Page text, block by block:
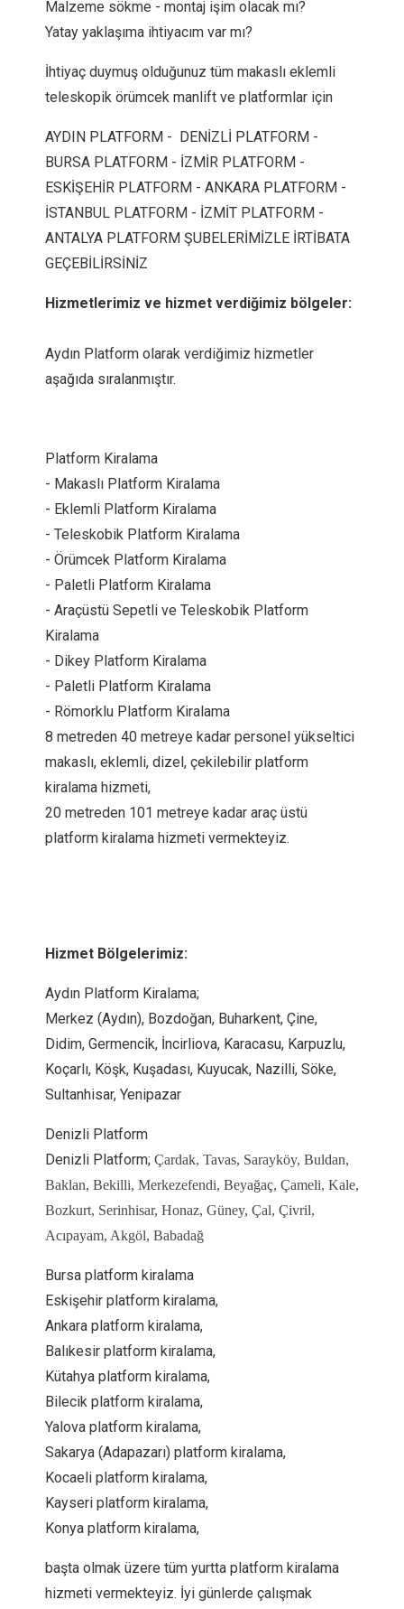
Malzeme sökme - montaj işim olacak mı?
Yatay yaklaşıma ihtiyacım var mı?
İhtiyaç duymuş olduğunuz tüm makaslı eklemli
teleskopik örümcek manlift ve platformlar için
AYDIN PLATFORM - DENİZLİ PLATFORM -
BURSA PLATFORM - İZMİR PLATFORM -
ESKİŞEHİR PLATFORM - ANKARA PLATFORM -
İSTANBUL PLATFORM - İZMİT PLATFORM -
ANTALYA PLATFORM ŞUBELERİMİZLE İRTİBATA
GEÇEBİLİRSİNİZ
Hizmetlerimiz ve hizmet verdiğimiz bölgeler:
Aydın Platform olarak verdiğimiz hizmetler
aşağıda sıralanmıştır.
Platform Kiralama
- Makaslı Platform Kiralama
- Eklemli Platform Kiralama
- Teleskobik Platform Kiralama
- Örümcek Platform Kiralama
- Paletli Platform Kiralama
- Araçüstü Sepetli ve Teleskobik Platform
Kiralama
- Dikey Platform Kiralama
- Paletli Platform Kiralama
- Römorklu Platform Kiralama
8 metreden 40 metreye kadar personel yükseltici
makaslı, eklemli, dizel, çekilebilir platform
kiralama hizmeti,
20 metreden 101 metreye kadar araç üstü
platform kiralama hizmeti vermekteyiz.
Hizmet Bölgelerimiz:
Aydın Platform Kiralama;
Merkez (Aydın), Bozdoğan, Buharkent, Çine,
Didim, Germencik, İncirliova, Karacasu, Karpuzlu,
Koçarlı, Köşk, Kuşadası, Kuyucak, Nazilli, Söke,
Sultanhisar, Yenipazar
Denizli Platform
Denizli Platform; Çardak, Tavas, Sarayköy, Buldan,
Baklan, Bekilli, Merkezefendi, Beyağaç, Çameli, Kale,
Bozkurt, Serinhisar, Honaz, Güney, Çal, Çivril,
Acıpayam, Akgöl, Babadağ
Bursa platform kiralama
Eskişehir platform kiralama,
Ankara platform kiralama,
Balıkesir platform kiralama,
Kütahya platform kiralama,
Bilecik platform kiralama,
Yalova platform kiralama,
Sakarya (Adapazarı) platform kiralama,
Kocaeli platform kiralama,
Kayseri platform kiralama,
Konya platform kiralama,
başta olmak üzere tüm yurtta platform kiralama
hizmeti vermekteyiz. İyi günlerde çalışmak